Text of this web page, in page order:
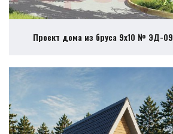
Проект дома из бруса 9х10 № ЭД-09